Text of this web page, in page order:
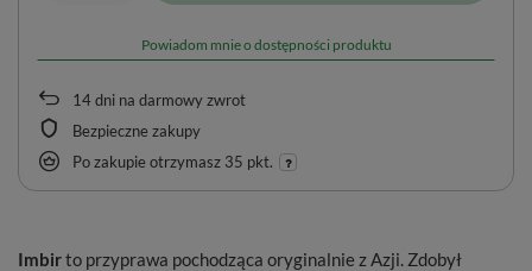
14dni na darmowy zwrot
Bezpieczne zakupy
Po zakupie otrzymasz 35 pkt.
Powiadom mnie o dostępności produktu
Imbirto przyprawa pochodząca oryginalnie z Azji. Zdobył